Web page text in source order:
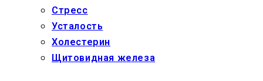
Стресс
Усталость
Холестерин
Щитовидная железа